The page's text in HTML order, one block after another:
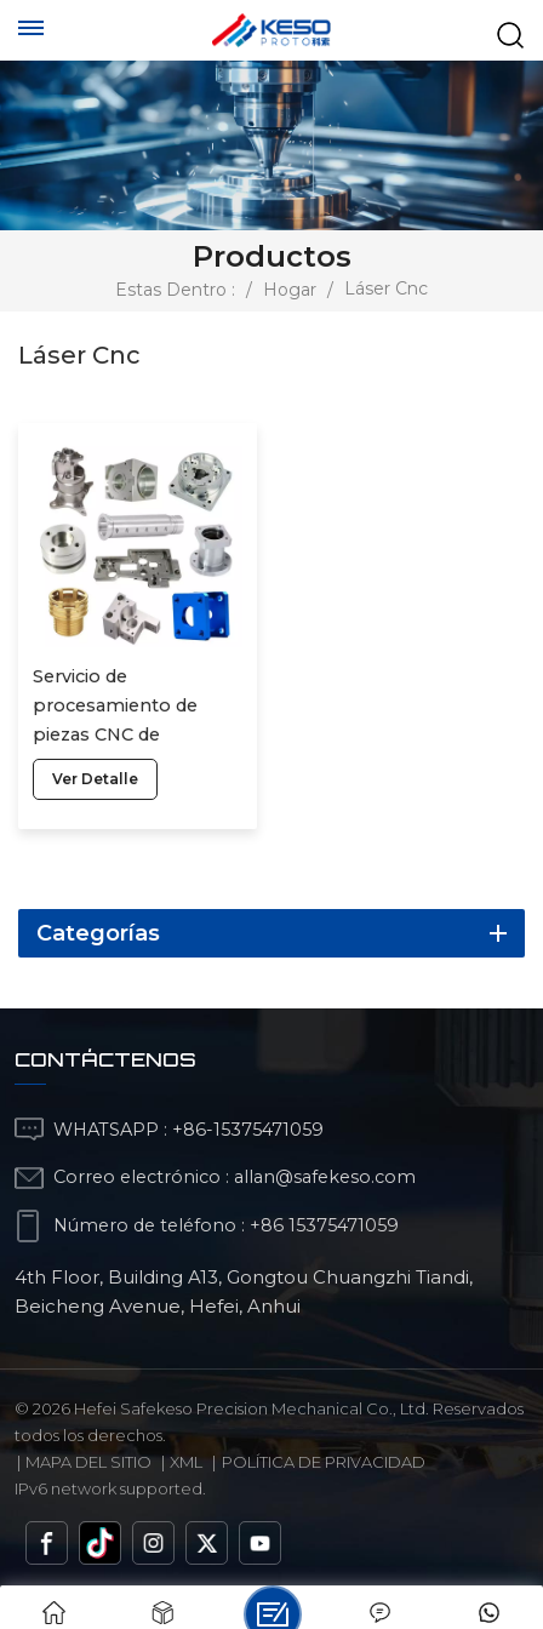
Productos
Estas Dentro : / Hogar / Láser Cnc
Láser Cnc
Servicio de
procesamiento de
piezas CNC de
precisión automotriz
Ver Detalle
Categorías
CONTÁCTENOS
WHATSAPP : +86-15375471059
Correo electrónico : allan@safekeso.com
Número de teléfono : +86 15375471059
4th Floor, Building A13, Gongtou Chuangzhi Tiandi,
Beicheng Avenue, Hefei, Anhui
© 2026 Hefei Safekeso Precision Mechanical Co., Ltd. Reservados
todos los derechos.
| MAPA DEL SITIO | XML | POLÍTICA DE PRIVACIDAD
IPv6 network supported.